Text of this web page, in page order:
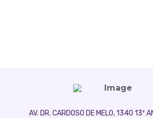
AV. DR. CARDOSO DE MELO, 1340 13º